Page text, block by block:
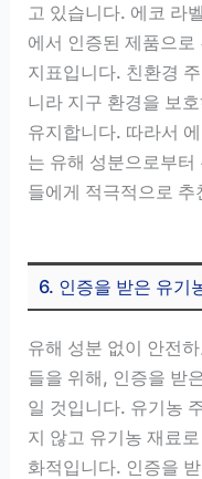
고 있습니다. 에코 라
에서 인증된 제품으
지표입니다. 친환경
니라 지구 환경을 보
유지합니다. 따라서
는 유해 성분으로부
들에게 적극적으로
6. 인증을 받은 유기
유해 성분 없이 안전
들을 위해, 인증을 받
일 것입니다. 유기농
지 않고 유기농 재료
화적입니다. 인증을